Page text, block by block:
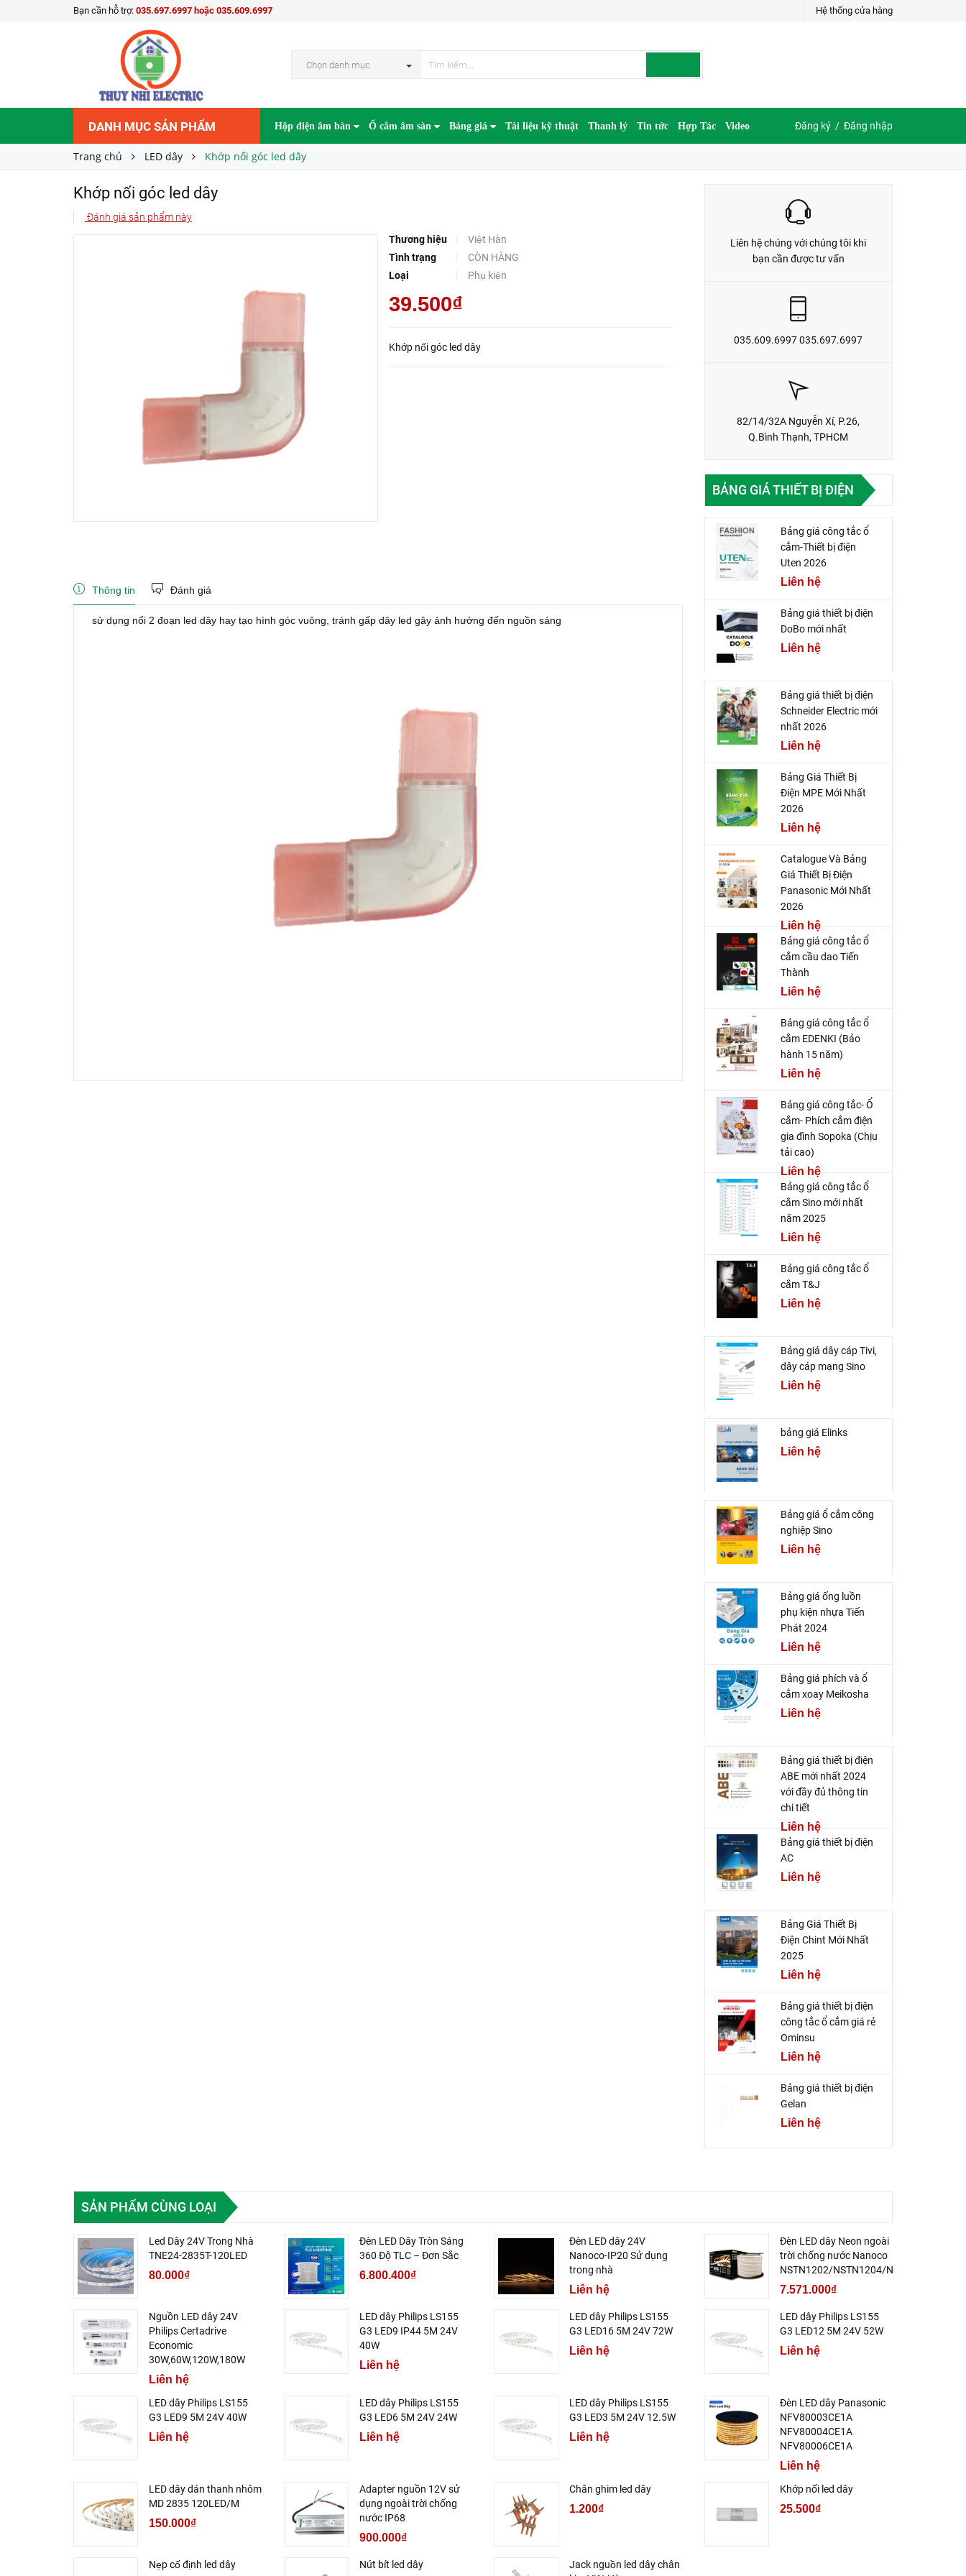
Bạn cần hỗ trợ: 035.697.6997 hoặc 035.609.6997 Hệ thống cửa hàng
Chọn danh mục
DANH MỤC SẢN PHẨM Hộp điện âm bàn Ổ cắm âm sàn Bảng giá Tài liệu kỹ thuật Thanh lý Tin tức Hợp Tác Video Đăng ký / Đăng nhập
Trang chủ LED dây Khớp nối góc led dây
Khớp nối góc led dây
Đánh giá sản phẩm này
Thương hiệu
Việt Hàn
Tình trạng
CÒN HÀNG
Loại
Phụ kiện
39.500₫
Khớp nối góc led dây
Khớp nối góc led dây
Giá bán: 39.500₫
LIÊN HỆ ĐẶT HÀNG
Thông tin Đánh giá
sử dụng nối 2 đoạn led dây hay tạo hình góc vuông, tránh gấp dây led gây ảnh hưởng đến nguồn sáng
Liên hệ chúng với chúng tôi khi
bạn cần được tư vấn
035.609.6997 035.697.6997
82/14/32A Nguyễn Xí, P.26,
Q.Bình Thạnh, TPHCM
BẢNG GIÁ THIẾT BỊ ĐIỆN
Bảng giá công tắc ổ
cắm-Thiết bị điện
Uten 2026
Liên hệ
Bảng giá thiết bị điện
DoBo mới nhất
Liên hệ
Bảng giá thiết bị điện
Schneider Electric mới
nhất 2026
Liên hệ
Bảng Giá Thiết Bị
Điện MPE Mới Nhất
2026
Liên hệ
Catalogue Và Bảng
Giá Thiết Bị Điện
Panasonic Mới Nhất
2026
Liên hệ
Bảng giá công tắc ổ
cắm cầu dao Tiến
Thành
Liên hệ
Bảng giá công tắc ổ
cắm EDENKI (Bảo
hành 15 năm)
Liên hệ
Bảng giá công tắc- Ổ
cắm- Phích cắm điện
gia đình Sopoka (Chịu
tải cao)
Liên hệ
Bảng giá công tắc ổ
cắm Sino mới nhất
năm 2025
Liên hệ
Bảng giá công tắc ổ
cắm T&J
Liên hệ
Bảng giá dây cáp Tivi,
dây cáp mạng Sino
Liên hệ
bảng giá Elinks
Liên hệ
Bảng giá ổ cắm công
nghiệp Sino
Liên hệ
Bảng giá ống luồn
phụ kiện nhựa Tiến
Phát 2024
Liên hệ
Bảng giá phích và ổ
cắm xoay Meikosha
Liên hệ
Bảng giá thiết bị điện
ABE mới nhất 2024
với đầy đủ thông tin
chi tiết
Liên hệ
Bảng giá thiết bị điện
AC
Liên hệ
Bảng Giá Thiết Bị
Điện Chint Mới Nhất
2025
Liên hệ
Bảng giá thiết bị điện
công tắc ổ cắm giá rẻ
Ominsu
Liên hệ
Bảng giá thiết bị điện
Gelan
Liên hệ
SẢN PHẨM CÙNG LOẠI
Led Dây 24V Trong Nhà
TNE24-2835T-120LED
80.000₫
Đèn LED Dây Tròn Sáng
360 Độ TLC – Đơn Sắc
6.800.400₫
Đèn LED dây 24V
Nanoco-IP20 Sử dụng
trong nhà
Liên hệ
Đèn LED dây Neon ngoài
trời chống nước Nanoco
NSTN1202/NSTN1204/NSTN1206
7.571.000₫
Nguồn LED dây 24V
Philips Certadrive
Economic
30W,60W,120W,180W
Liên hệ
LED dây Philips LS155
G3 LED9 IP44 5M 24V
40W
Liên hệ
LED dây Philips LS155
G3 LED16 5M 24V 72W
Liên hệ
LED dây Philips LS155
G3 LED12 5M 24V 52W
Liên hệ
LED dây Philips LS155
G3 LED9 5M 24V 40W
Liên hệ
LED dây Philips LS155
G3 LED6 5M 24V 24W
Liên hệ
LED dây Philips LS155
G3 LED3 5M 24V 12.5W
Liên hệ
Đèn LED dây Panasonic
NFV80003CE1A
NFV80004CE1A
NFV80006CE1A
Liên hệ
LED dây dán thanh nhôm
MD 2835 120LED/M
150.000₫
Adapter nguồn 12V sử
dụng ngoài trời chống
nước IP68
900.000₫
Chân ghim led dây
1.200₫
Khớp nối led dây
25.500₫
Nẹp cố định led dây Nút bít led dây
Jack nguồn led dây chân